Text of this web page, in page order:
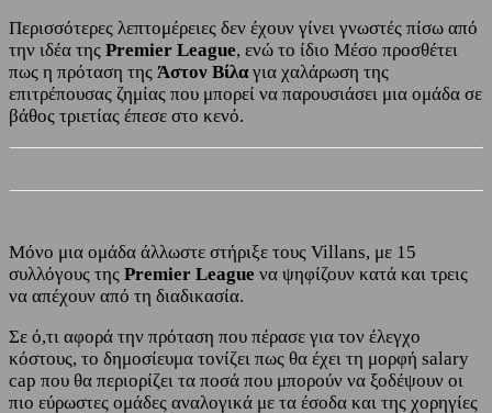
Περισσότερες λεπτομέρειες δεν έχουν γίνει γνωστές πίσω από
την ιδέα της Premier League, ενώ το ίδιο Μέσο προσθέτει
πως η πρόταση της Άστον Βίλαγια χαλάρωση της
επιτρέπουσας ζημίας που μπορεί να παρουσιάσει μια ομάδα σε
βάθος τριετίας έπεσε στο κενό.
Μόνο μια ομάδα άλλωστε στήριξε τους Villans, με 15
συλλόγους της Premier League να ψηφίζουν κατά και τρεις
να απέχουν από τη διαδικασία.
Σε ό,τι αφορά την πρόταση που πέρασε για τον έλεγχο
κόστους, το δημοσίευμα τονίζει πως θα έχει τη μορφή salary
cap που θα περιορίζει τα ποσά που μπορούν να ξοδέψουν οι
πιο εύρωστες ομάδες αναλογικά με τα έσοδα και της χορηγίες